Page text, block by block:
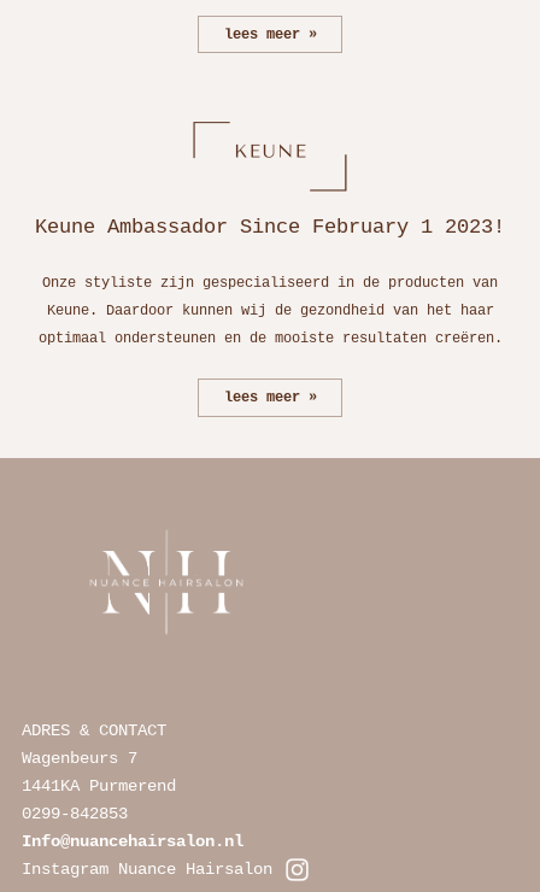
lees meer
Keune Ambassador Since February 1 2023!
Onze styliste zijn gespecialiseerd in de producten van
Keune. Daardoor kunnen wij de gezondheid van het haar
optimaal ondersteunen en de mooiste resultaten creëren.
lees meer
ADRES & CONTACT
Wagenbeurs 7
1441KA Purmerend
0299-842853
Info@nuancehairsalon.nl
Instagram Nuance Hairsalon